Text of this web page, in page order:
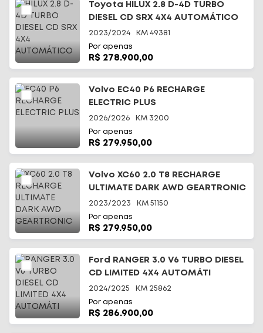
Toyota HILUX 2.8 D-4D TURBO
DIESEL CD SRX 4X4 AUTOMÁTICO
2023/2024 KM 49381
Por apenas
R$ 278.900,00
Volvo EC40 P6 RECHARGE
ELECTRIC PLUS
2026/2026 KM 3200
Por apenas
R$ 279.950,00
Volvo XC60 2.0 T8 RECHARGE
ULTIMATE DARK AWD GEARTRONIC
2023/2023 KM 51150
Por apenas
R$ 279.950,00
Ford RANGER 3.0 V6 TURBO DIESEL
CD LIMITED 4X4 AUTOMÁTI
2024/2025 KM 25862
Por apenas
R$ 286.900,00